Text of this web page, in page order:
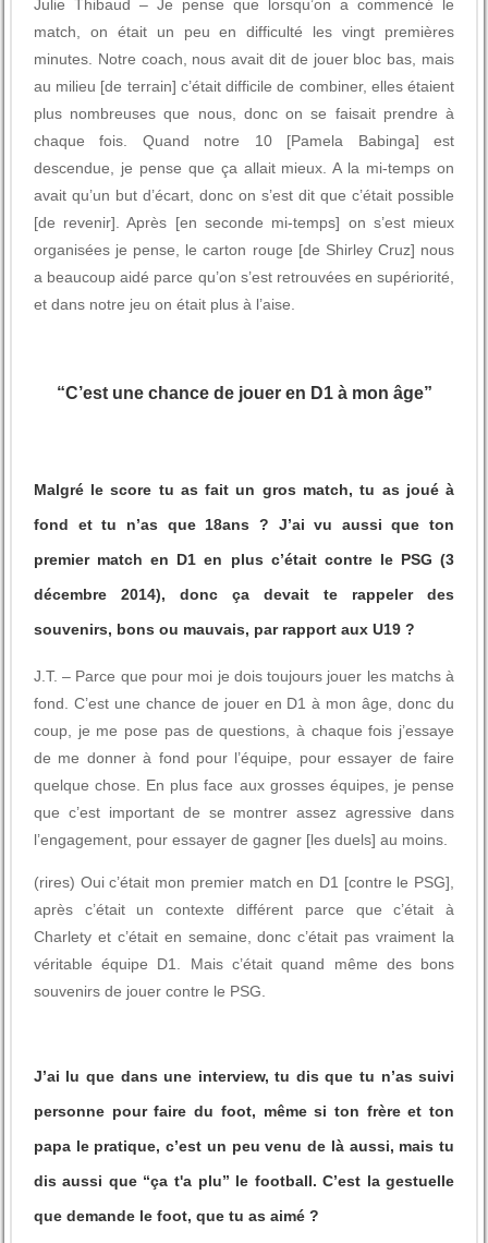
Julie Thibaud – Je pense que lorsqu’on a commencé le
match, on était un peu en difficulté les vingt premières
minutes. Notre coach, nous avait dit de jouer bloc bas, mais
au milieu [de terrain] c’était difficile de combiner, elles étaient
plus nombreuses que nous, donc on se faisait prendre à
chaque fois. Quand notre 10 [Pamela Babinga] est
descendue, je pense que ça allait mieux. A la mi-temps on
avait qu’un but d’écart, donc on s’est dit que c’était possible
[de revenir]. Après [en seconde mi-temps] on s’est mieux
organisées je pense, le carton rouge [de Shirley Cruz] nous
a beaucoup aidé parce qu’on s’est retrouvées en supériorité,
et dans notre jeu on était plus à l’aise.
“C’est une chance de jouer en D1 à mon âge”
Malgré le score tu as fait un gros match, tu as joué à
fond et tu n’as que 18ans ? J’ai vu aussi que ton
premier match en D1 en plus c’était contre le PSG (3
décembre 2014), donc ça devait te rappeler des
souvenirs, bons ou mauvais, par rapport aux U19 ?
J.T. – Parce que pour moi je dois toujours jouer les matchs à
fond. C’est une chance de jouer en D1 à mon âge, donc du
coup, je me pose pas de questions, à chaque fois j’essaye
de me donner à fond pour l’équipe, pour essayer de faire
quelque chose. En plus face aux grosses équipes, je pense
que c’est important de se montrer assez agressive dans
l’engagement, pour essayer de gagner [les duels] au moins.
(rires) Oui c’était mon premier match en D1 [contre le PSG],
après c’était un contexte différent parce que c’était à
Charlety et c’était en semaine, donc c’était pas vraiment la
véritable équipe D1. Mais c’était quand même des bons
souvenirs de jouer contre le PSG.
J’ai lu que dans une interview, tu dis que tu n’as suivi
personne pour faire du foot, même si ton frère et ton
papa le pratique, c’est un peu venu de là aussi, mais tu
dis aussi que “ça t'a plu” le football. C’est la gestuelle
que demande le foot, que tu as aimé ?